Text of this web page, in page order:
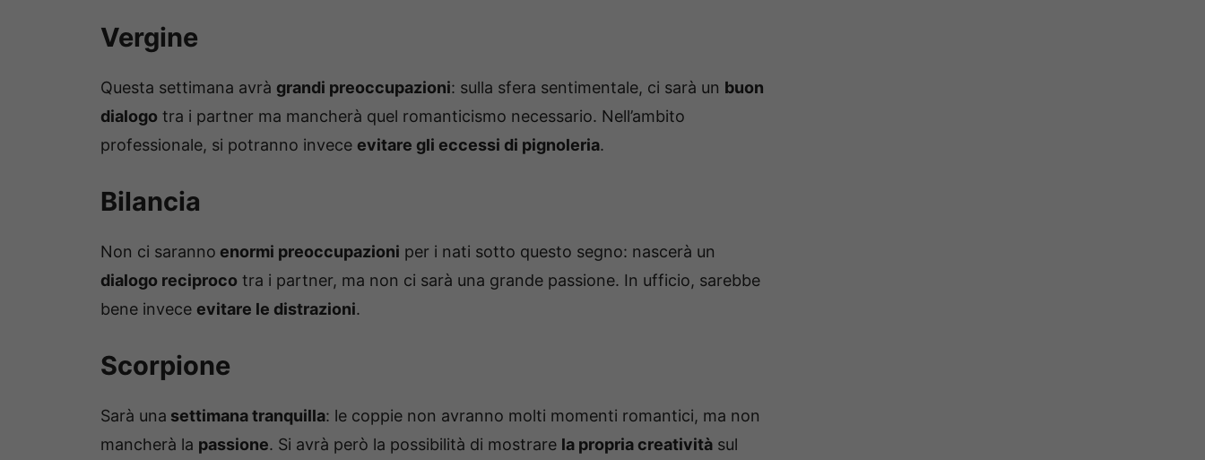
Vergine
Questa settimana avrà grandi preoccupazioni: sulla sfera sentimentale, ci sarà un buon
dialogo tra i partner ma mancherà quel romanticismo necessario. Nell’ambito
professionale, si potranno invece evitare gli eccessi di pignoleria.
Bilancia
Non ci saranno enormi preoccupazioni per i nati sotto questo segno: nascerà un
dialogo reciproco tra i partner, ma non ci sarà una grande passione. In ufficio, sarebbe
bene invece evitare le distrazioni.
Scorpione
Sarà una settimana tranquilla: le coppie non avranno molti momenti romantici, ma non
mancherà la passione. Si avrà però la possibilità di mostrare la propria creatività sul